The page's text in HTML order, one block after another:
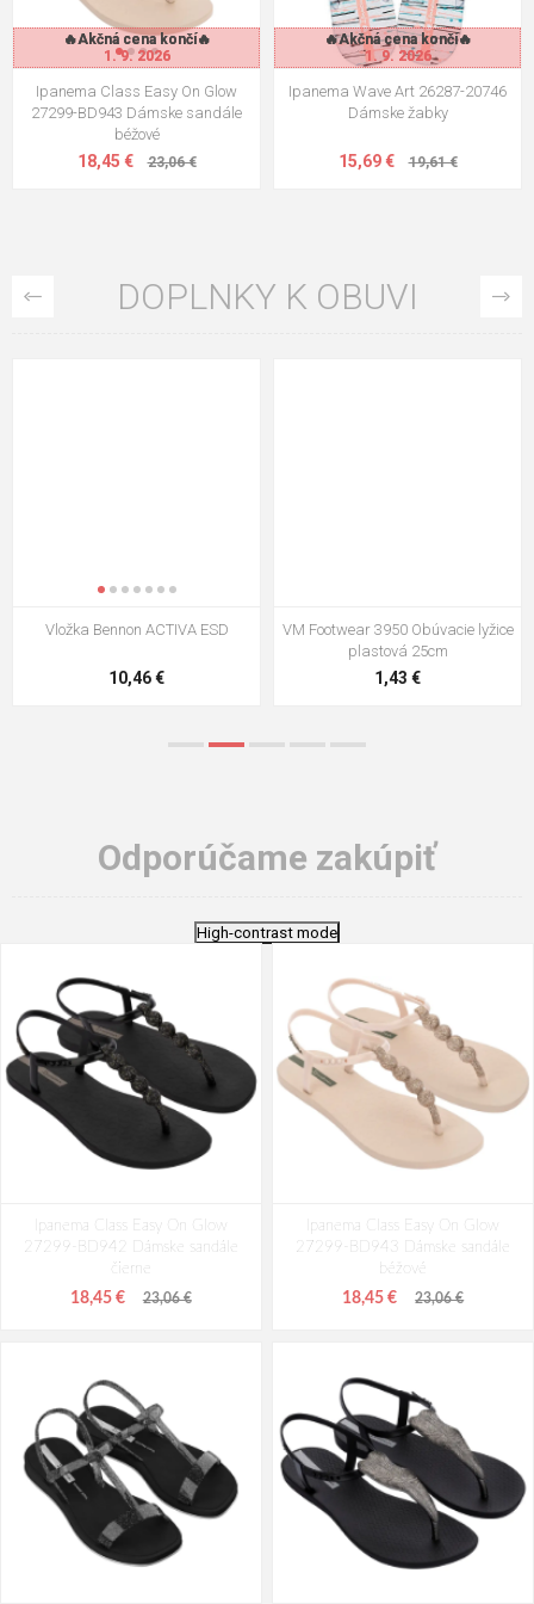
🔥Akčná cena končí🔥
1. 9. 2026
🔥Akčná cena končí🔥
1. 9. 2026
Ipanema Class Easy On Glow
27299-BD943 Dámske sandále
béžové
18,45 € 23,06 €
🔥Akčná cena končí🔥
1. 9. 2026
🔥Akčná cena končí🔥
1. 9. 2026
Ipanema Wave Art 26287-20746
Dámske žabky
15,69 € 19,61 €
DOPLNKY K OBUVI
Vložka Bennon ACTIVA ESD
10,46 €
VM Footwear 3950 Obúvacie lyžice
plastová 25cm
1,43 €
Odporúčame zakúpiť
High-contrast mode
Ipanema Class Easy On Glow
27299-BD942 Dámske sandále
čierne
18,45 € 23,06 €
Ipanema Class Easy On Glow
27299-BD943 Dámske sandále
béžové
18,45 € 23,06 €